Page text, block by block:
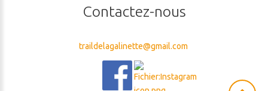
Contactez-nous
traildelagalinette@gmail.com